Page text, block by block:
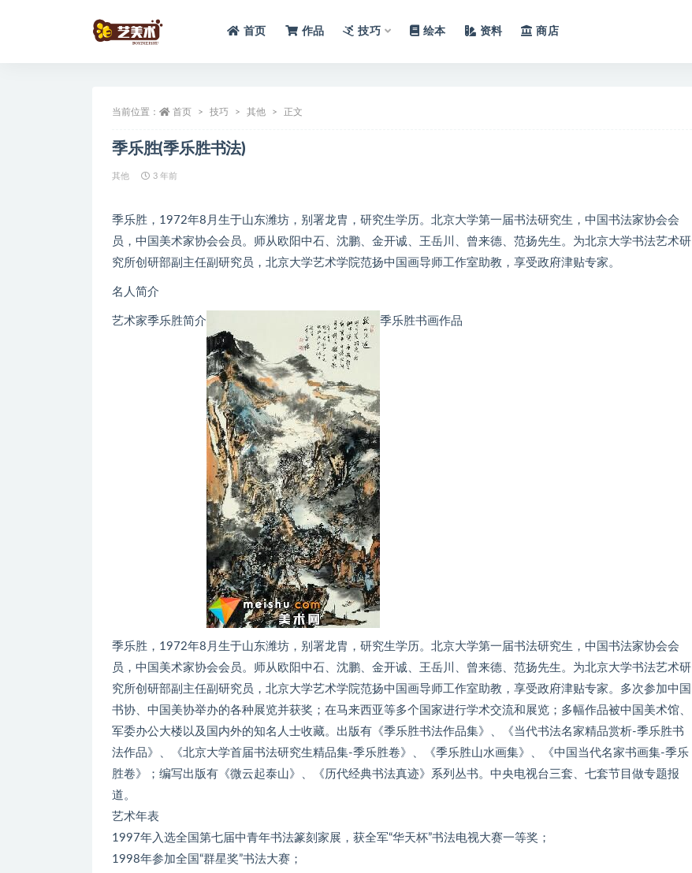
首页 作品 技巧 绘本 资料 商店
当前位置： 首页 技巧 其他 正文
季乐胜(季乐胜书法)
其他 3 年前
季乐胜，1972年8月生于山东潍坊，别署龙胄，研究生学历。北京大学第一届书法研究生，中国书法家协会会
员，中国美术家协会会员。师从欧阳中石、沈鹏、金开诚、王岳川、曾来德、范扬先生。为北京大学书法艺术研
究所创研部副主任副研究员，北京大学艺术学院范扬中国画导师工作室助教，享受政府津贴专家。
名人简介
艺术家季乐胜简介 季乐胜书画作品
季乐胜，1972年8月生于山东潍坊，别署龙胄，研究生学历。北京大学第一届书法研究生，中国书法家协会会
员，中国美术家协会会员。师从欧阳中石、沈鹏、金开诚、王岳川、曾来德、范扬先生。为北京大学书法艺术研
究所创研部副主任副研究员，北京大学艺术学院范扬中国画导师工作室助教，享受政府津贴专家。多次参加中国
书协、中国美协举办的各种展览并获奖；在马来西亚等多个国家进行学术交流和展览；多幅作品被中国美术馆、
军委办公大楼以及国内外的知名人士收藏。出版有《季乐胜书法作品集》、《当代书法名家精品赏析-季乐胜书
法作品》、《北京大学首届书法研究生精品集-季乐胜卷》、《季乐胜山水画集》、《中国当代名家书画集-季乐
胜卷》；编写出版有《微云起泰山》、《历代经典书法真迹》系列丛书。中央电视台三套、七套节目做专题报
道。
艺术年表
1997年入选全国第七届中青年书法篆刻家展，获全军“华天杯”书法电视大赛一等奖；
1998年参加全国“群星奖”书法大赛；